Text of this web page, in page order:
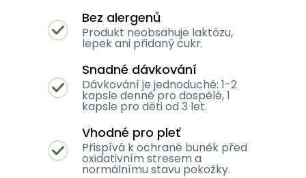
Bez alergenů
Produkt neobsahuje laktózu,
lepek ani přidaný cukr.
Snadné dávkování
Dávkování je jednoduché: 1-2
kapsle denně pro dospělé, 1
kapsle pro děti od 3 let.
Vhodné pro pleť
Přispívá k ochraně buněk před
oxidativním stresem a
normálnímu stavu pokožky.